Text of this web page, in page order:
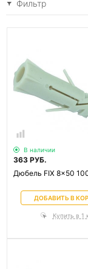
Фильтр
В наличии
363 РУБ.
Дюбель FIX 8x50
ДОБАВИТЬ В
Купить в 1